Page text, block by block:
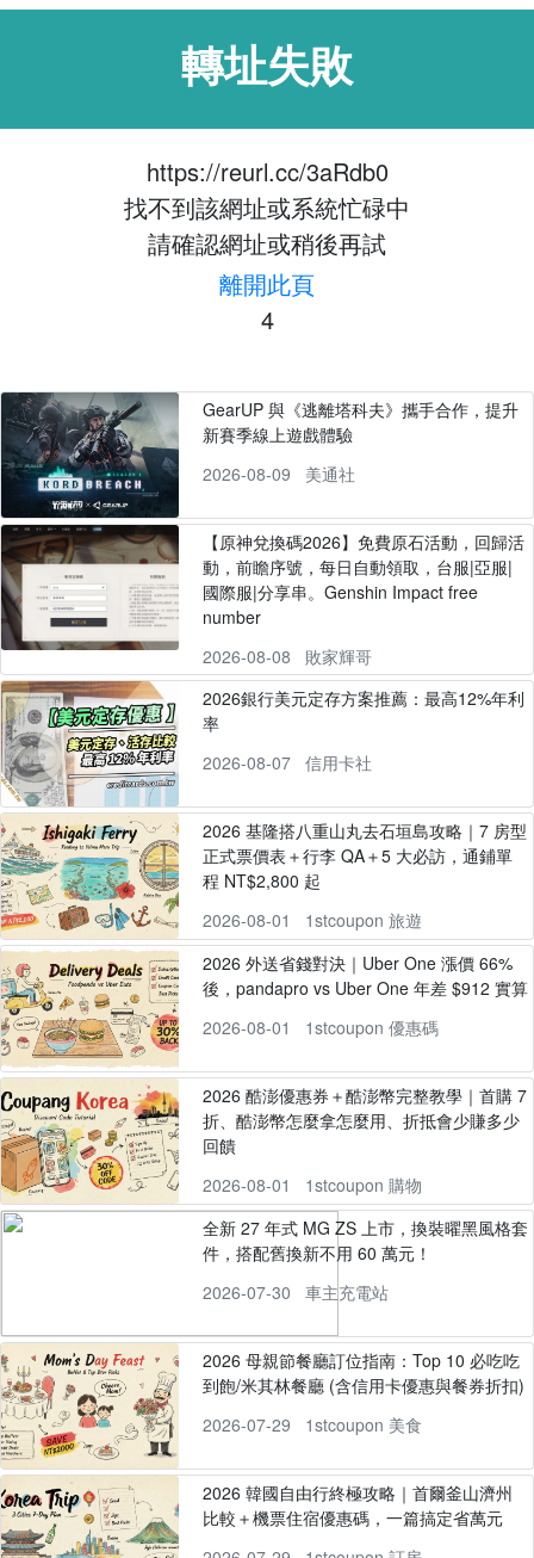
轉址失敗
https://reurl.cc/3aRdb0
找不到該網址或系統忙碌中
請確認網址或稍後再試
離開此頁
4
GearUP 與《逃離塔科夫》攜手合作，提升
新賽季線上遊戲體驗
2026-08-09
美通社
【原神兌換碼2026】免費原石活動，回歸活
動，前瞻序號，每日自動領取，台服|亞服|
國際服|分享串。Genshin Impact free
number
2026-08-08
敗家輝哥
2026銀行美元定存方案推薦：最高12%年利
率
2026-08-07
信用卡社
2026 基隆搭八重山丸去石垣島攻略｜7 房型
正式票價表＋行李 QA＋5 大必訪，通鋪單
程 NT$2,800 起
2026-08-01
1stcoupon 旅遊
2026 外送省錢對決｜Uber One 漲價 66%
後，pandapro vs Uber One 年差 $912 實算
2026-08-01
1stcoupon 優惠碼
2026 酷澎優惠券＋酷澎幣完整教學｜首購 7
折、酷澎幣怎麼拿怎麼用、折抵會少賺多少
回饋
2026-08-01
1stcoupon 購物
全新 27 年式 MG ZS 上市，換裝曜黑風格套
件，搭配舊換新不用 60 萬元！
2026-07-30
車主充電站
2026 母親節餐廳訂位指南：Top 10 必吃吃
到飽/米其林餐廳 (含信用卡優惠與餐券折扣)
2026-07-29
1stcoupon 美食
2026 韓國自由行終極攻略｜首爾釜山濟州
比較＋機票住宿優惠碼，一篇搞定省萬元